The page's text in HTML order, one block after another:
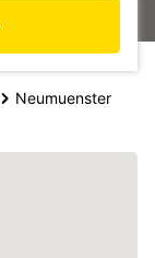
Neumuenster